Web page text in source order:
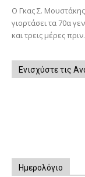
Ο Γκας Σ.
γιορτάσει τα 70α
και τρεις μέρες
Ενισχύστε τις
Ημερολόγιο